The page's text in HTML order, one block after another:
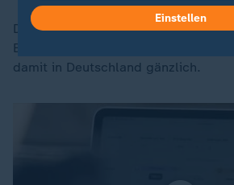
Die Aktienkultur ging mit dem
Binsen. Eine wichtige Stütze für
damit in Deutschland gänzlich.
Einstellen